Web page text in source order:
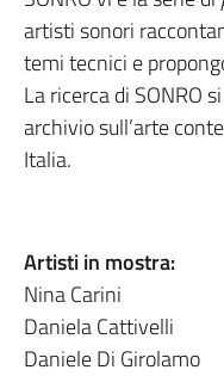
artisti sonori
temi tecnici e
La ricerca di SONRO
archivio sull’arte
Italia.
Artisti in mostra:
Nina Carini
Daniela Cattivelli
Daniele Di Girolamo